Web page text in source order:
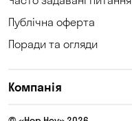
Публічна оферта
Поради та огляди
Компанія